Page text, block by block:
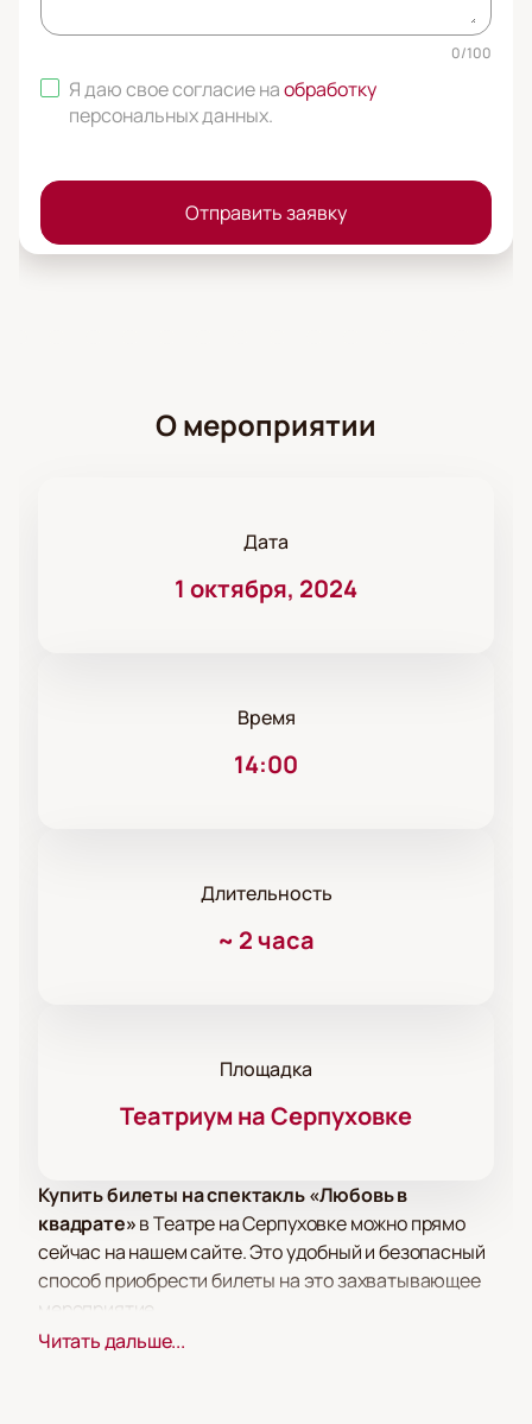
0/100
Я даю свое согласие наобработку
персональных данных.
Отправить заявку
О мероприятии
Дата
1 октября, 2024
Время
14:00
Длительность
~ 2 часа
Площадка
Театриум на Серпуховке
Купить билеты на спектакль «Любовь в
квадрате»в Театре на Серпуховке можно прямо
сейчас на нашем сайте. Это удобный и безопасный
способ приобрести билеты на это захватывающее
мероприятие.
Спектакль рассказывает историю популярной
Читать дальше...